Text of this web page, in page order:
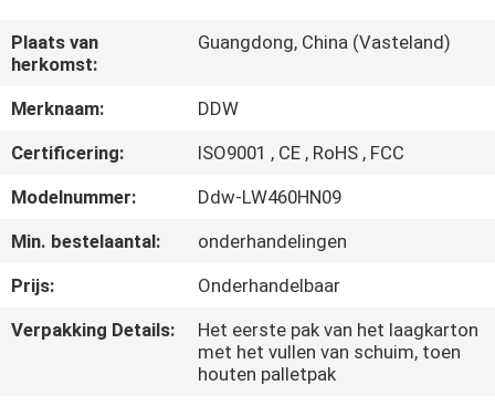
ONGEVEER
ONS
FABRIEKSREIS
CONTACTEER
ONS
Plaats van
herkomst:
Guangdong, China (Vasteland)
Merknaam:
DDW
Certificering:
ISO9001 , CE , RoHS , FCC
Modelnummer:
Ddw-LW460HN09
Min. bestelaantal:
onderhandelingen
Prijs:
Onderhandelbaar
Verpakking Details:
Het eerste pak van het laagkarton
met het vullen van schuim, toen
houten palletpak